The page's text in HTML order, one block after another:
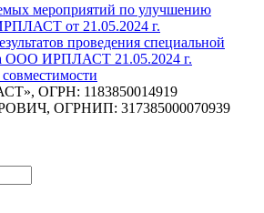
мероприятий по улучшению
от 21.05.2024 г.
проведения специальной
ООО ИРПЛАСТ 21.05.2024 г.
ОГРН: 1183850014919
ОГРНИП: 317385000070939